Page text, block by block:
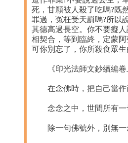
死，甘願被人殺了吃嗎?既
罪過，冤枉受天罰嗎?所以
其德高過長空。你不要癡
相契合，等到臨終，定蒙
可你別忘了，你所殺食眾
《印光法師文鈔續編卷
在念佛時，把自己當作
念念之中，世間所有一
除一句佛號外，別無一